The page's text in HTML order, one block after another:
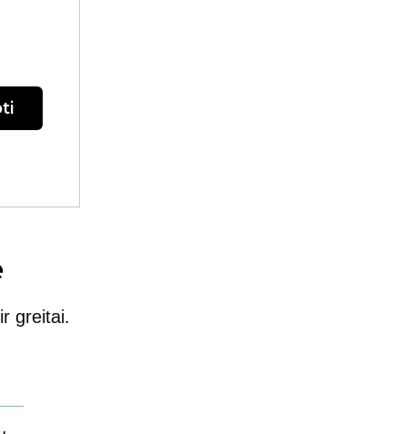
greitai.